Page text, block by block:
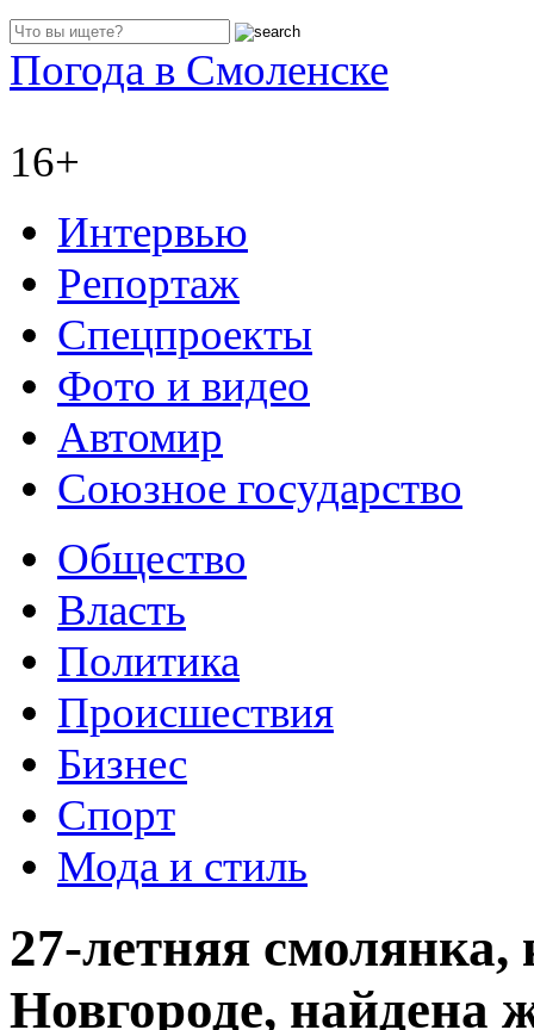
Погода в Смоленске
16+
Интервью
Репортаж
Спецпроекты
Фото и видео
Автомир
Союзное государство
Общество
Власть
Политика
Происшествия
Бизнес
Спорт
Мода и стиль
27-летняя
Новгороде, найдена